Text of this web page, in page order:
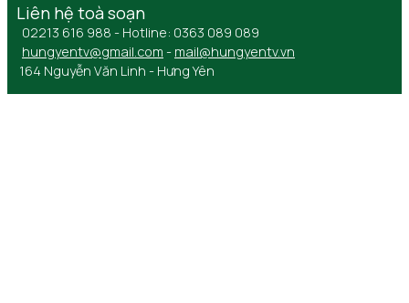
Liên hệ toà soạn
02213 616 988 - Hotline: 0363 089 089
hungyentv@gmail.com - mail@hungyentv.vn
164 Nguyễn Văn Linh - Hưng Yên